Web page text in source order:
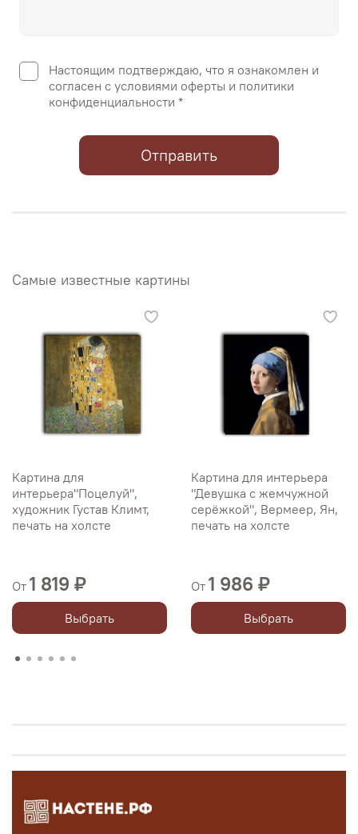
Настоящим подтверждаю, что я ознакомлен и
согласен с условиями оферты и политики
конфиденциальности *
Отправить
Самые известные картины
Картина для
интерьера"Поцелуй",
художник Густав Климт,
печать на холсте
От 1 819 ₽
Выбрать
Картина для интерьера
"Девушка с жемчужной
серёжкой", Вермеер, Ян,
печать на холсте
От 1 986 ₽
Выбрать